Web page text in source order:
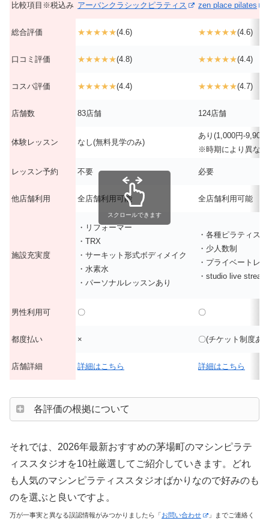
比較項目※税込み アーバンクラシックピラティス zen place pilates
総合評価 ★★★★★(4.6) ★★★★★(4.6)
口コミ評価 ★★★★★(4.8) ★★★★★(4.4)
コスパ評価 ★★★★★(4.4) ★★★★★(4.7)
店舗数 83店舗 124店舗
体験レッスン なし(無料見学のみ)
あり(1,000円-9,900
※時期により異なる
レッスン予約 不要 必要
他店舗利用 全店舗利用可能 全店舗利用可能
施設充実度
・リフォーマー
・TRX
・サーキット形式ボディメイク
・水素水
・パーソナルレッスンあり
・各種ピラティス
・少人数制
・プライベートレ
・studio live
男性利用可 〇 〇
都度払い × 〇(チケット制度あ
店舗詳細 詳細はこちら 詳細はこちら
スクロールできます
各評価の根拠について
それでは、2026年最新おすすめの茅場町のマシンピラテ
ィススタジオを10社厳選してご紹介していきます。どれ
も人気のマシンピラティススタジオばかりなので好みのも
のを選ぶと良いですよ。
万が一事実と異なる誤認情報がみつかりましたら「お問い合わせ 」までご連絡く